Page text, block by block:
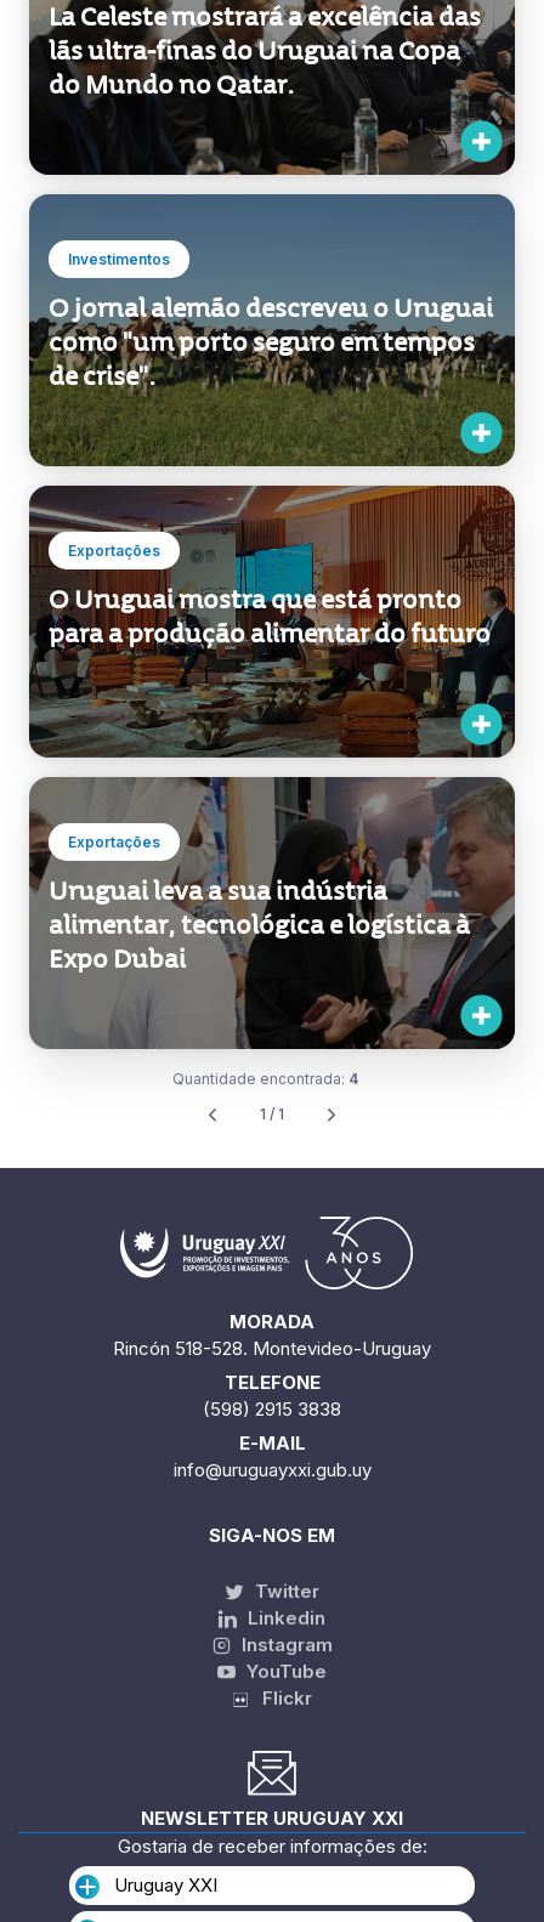
La Celeste mostrará a excelência das
lãs ultra-finas do Uruguai na Copa
do Mundo no Qatar.
Investimentos
O jornal alemão descreveu o Uruguai
como "um porto seguro em tempos
de crise".
Exportações
O Uruguai mostra que está pronto
para a produção alimentar do futuro
Exportações
Uruguai leva a sua indústria
alimentar, tecnológica e logística à
Expo Dubai
Quantidade encontrada: 4
1 / 1
MORADA
Rincón 518-528. Montevideo-Uruguay
TELEFONE
(598) 2915 3838
E-MAIL
info@uruguayxxi.gub.uy
SIGA-NOS EM
Twitter
Linkedin
Instagram
YouTube
Flickr
NEWSLETTER URUGUAY XXI
Gostaria de receber informações de:
Uruguay XXI